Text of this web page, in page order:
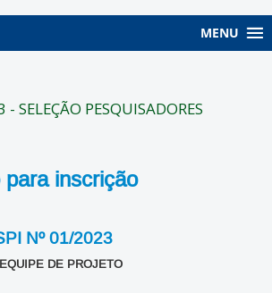
MENU
SELEÇÃO PESQUISADORES
inscrição
Nº 01/2023
DE PROJETO